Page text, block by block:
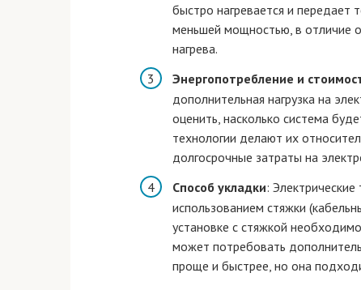
быстро нагревается и передает
меньшей мощностью, в отличие
нагрева.
Энергопотребление и
дополнительная нагрузка на
оценить, насколько система
технологии делают их
долгосрочные затраты на
Способ укладки:
использованием стяжки
установке с стяжкой
может потребовать
проще и быстрее, но она